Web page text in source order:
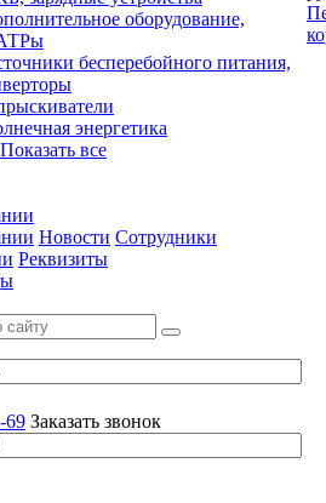
оборудование,
бесперебойного питания,
энергетика
все
Новости Сотрудники
Реквизиты
69 Заказать звонок